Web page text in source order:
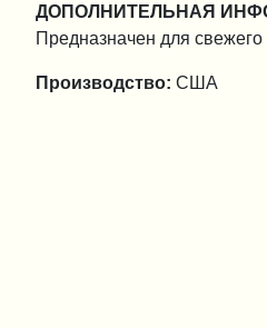
ДОПОЛНИТЕЛЬНАЯ
Предназначен для
Производство: США